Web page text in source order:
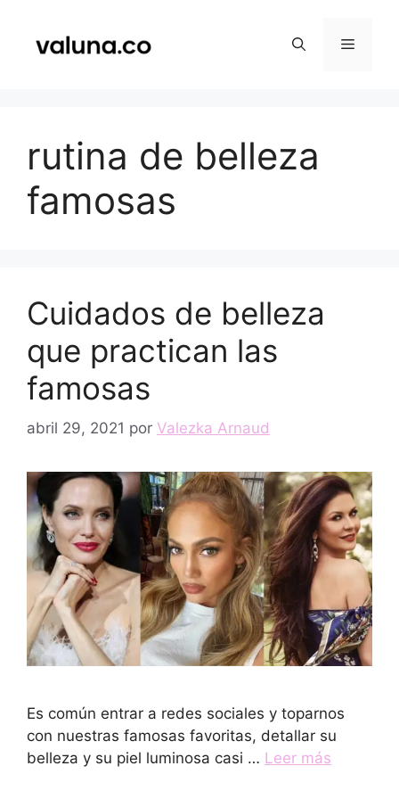
contenido
Menú
rutina de belleza
famosas
Cuidados de belleza
que practican las
famosas
abril 29, 2021 por Valezka Arnaud
Es común entrar a redes sociales y toparnos
con nuestras famosas favoritas, detallar su
belleza y su piel luminosa casi … Leer más